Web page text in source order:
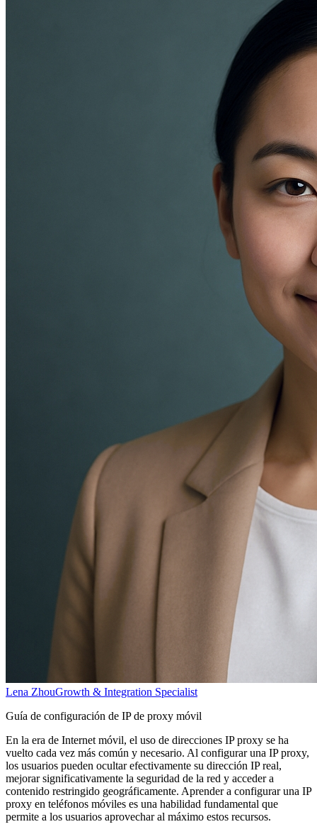
Lena ZhouGrowth & Integration Specialist
Guía de configuración de IP de proxy móvil
En la era de Internet móvil, el uso de direcciones IP proxy se ha
vuelto cada vez más común y necesario. Al configurar una IP proxy,
los usuarios pueden ocultar efectivamente su dirección IP real,
mejorar significativamente la seguridad de la red y acceder a
contenido restringido geográficamente. Aprender a configurar una IP
proxy en teléfonos móviles es una habilidad fundamental que
permite a los usuarios aprovechar al máximo estos recursos.